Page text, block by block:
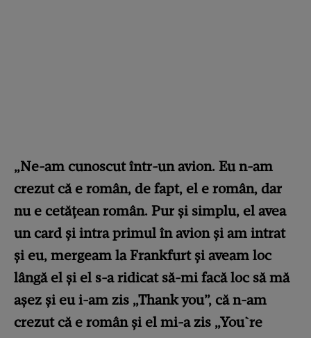
„Ne-am cunoscut într-un avion. Eu n-am
crezut că e român, de fapt, el e român, dar
nu e cetățean român. Pur și simplu, el avea
un card și intra primul în avion și am intrat
și eu, mergeam la Frankfurt și aveam loc
lângă el și el s-a ridicat să-mi facă loc să mă
așez și eu i-am zis „Thank you”, că n-am
crezut că e român și el mi-a zis „You`re